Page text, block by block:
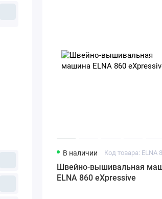
В наличии
Швейно-вышивальная
ELNA 860 eXpressive